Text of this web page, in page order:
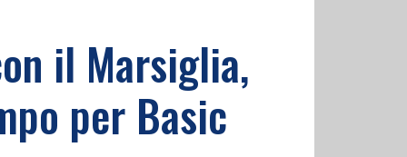
il Marsiglia,
per Basic